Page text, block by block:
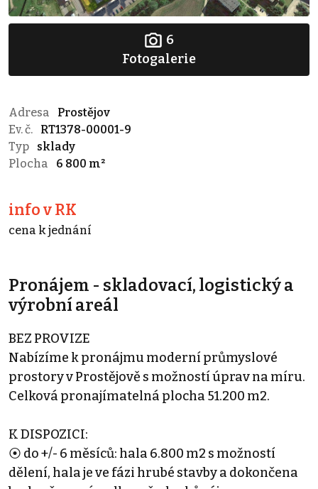
6
Fotogalerie
Adresa
Prostějov
Ev. č.
RT1378-00001-9
Typ
sklady
Plocha
6 800 m²
info v RK
cena k jednání
Pronájem - skladovací, logistický a
výrobní areál
BEZ PROVIZE
Nabízíme k pronájmu moderní průmyslové
prostory v Prostějově s možností úprav na míru.
Celková pronajímatelná plocha 51.200 m2.
K DISPOZICI:
⦿ do +/- 6 měsíců: hala 6.800 m2 s možností
dělení, hala je ve fázi hrubé stavby a dokončena